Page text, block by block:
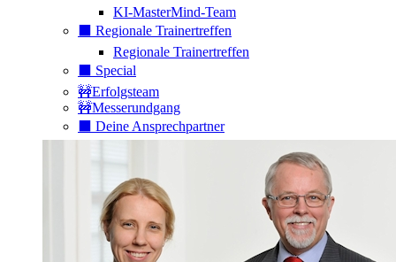
KI-MasterMind-Team
⬛️ Regionale Trainertreffen
Regionale Trainertreffen
⬛️ Special
🚧Erfolgsteam
🚧Messerundgang
⬛️ Deine Ansprechpartner